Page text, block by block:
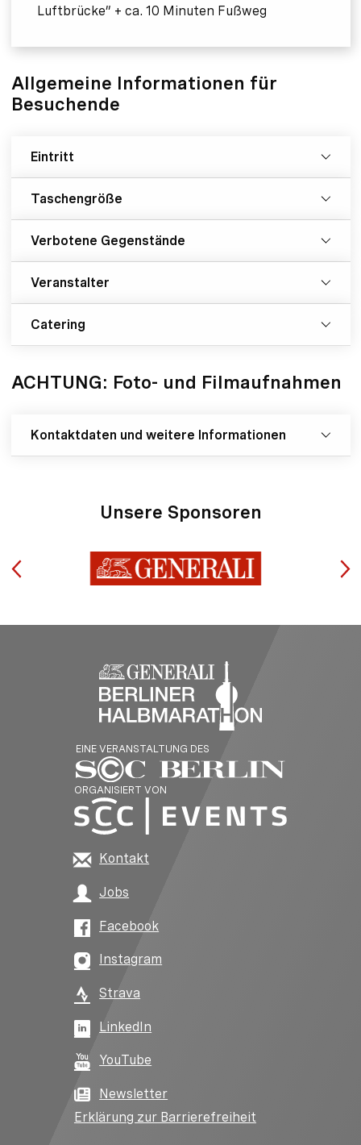
Luftbrücke” + ca. 10 Minuten Fußweg
Allgemeine Informationen für
Besuchende
Eintritt
Taschengröße
Verbotene Gegenstände
Veranstalter
Catering
ACHTUNG: Foto- und Filmaufnahmen
Kontaktdaten und weitere Informationen
Unsere Sponsoren
EINE VERANSTALTUNG DES
ORGANISIERT VON
Kontakt
Jobs
Facebook
Instagram
Strava
LinkedIn
YouTube
Newsletter
Erklärung zur Barrierefreiheit